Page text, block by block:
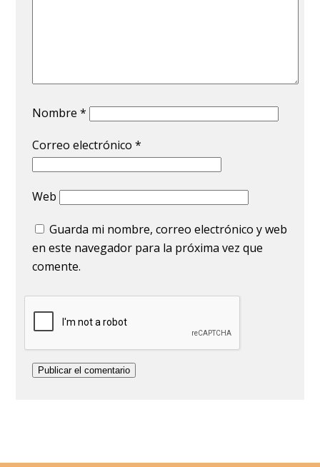
Nombre*
Correo electrónico*
Web
Guarda mi nombre, correo electrónico y web
en este navegador para la próxima vez que
comente.